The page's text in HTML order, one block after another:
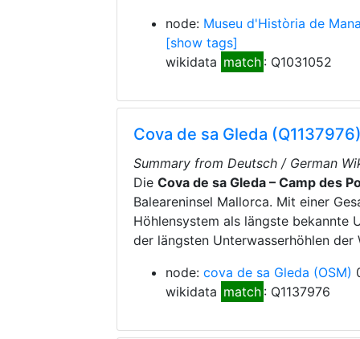
node: Museu d'Història de
[show tags]
wikidata match : Q1031052
Cova de sa Gleda
Summary from Deutsch / German
Die Cova de sa Gleda – Camp des
Baleareninsel Mallorca. Mit einer
Höhlensystem als längste bekannte
der längsten Unterwasserhöhlen der
node: cova de sa Gleda (OSM)
wikidata match : Q1137976